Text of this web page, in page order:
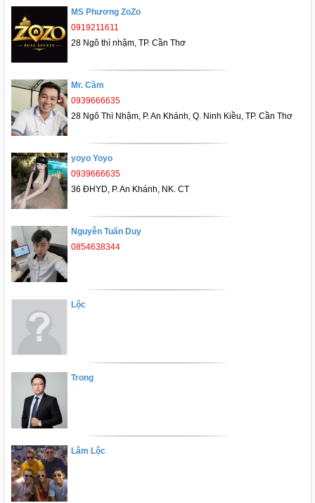
MS Phương ZoZo
0919211611
28 Ngô thì nhậm, TP. Cần Thơ
Mr. Cầm
0939666635
28 Ngô Thì Nhậm, P. An Khánh, Q. Ninh Kiều, TP. Cần Thơ
yoyo Yoyo
0939666635
36 ĐHYD, P. An Khánh, NK. CT
Nguyễn Tuấn Duy
0854638344
Lộc
Trong
Lâm Lộc